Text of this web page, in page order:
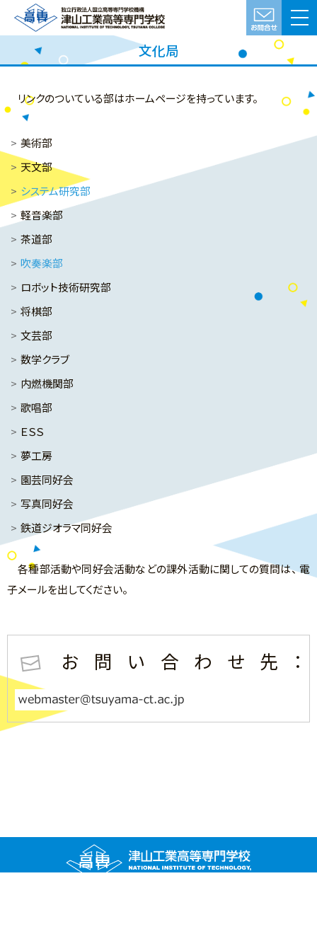
文化局
リンクのついている部はホームページを持っています。
美術部
天文部
システム研究部
軽音楽部
茶道部
吹奏楽部
ロボット技術研究部
将棋部
文芸部
数学クラブ
内燃機関部
歌唱部
ＥＳＳ
夢工房
園芸同好会
写真同好会
鉄道ジオラマ同好会
各種部活動や同好会活動などの課外活動に関しての質問は、 電
子メールを出してください。
お問い合わせ先：